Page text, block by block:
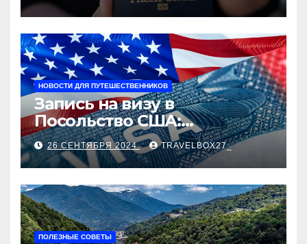
НОВОСТИ ДЛЯ ПУТЕШЕСТВЕННИКОВ
Запись на визу в
Посольство США:
Пошаговое руководство
26 СЕНТЯБРЯ 2024 TRAVELBOX27_
ПОЛЕЗНЫЕ СОВЕТЫ